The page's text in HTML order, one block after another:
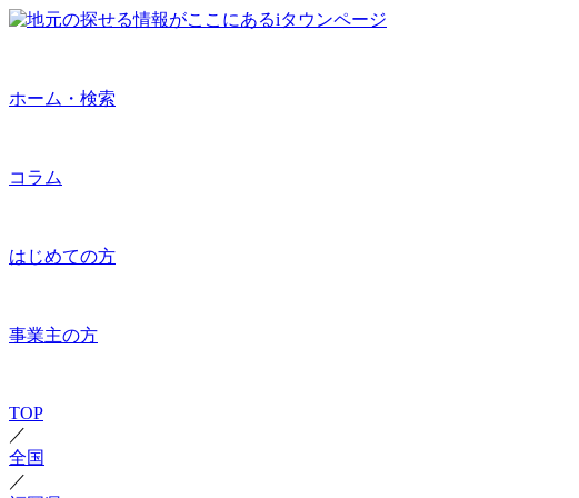
ホーム・検索
コラム
はじめての方
事業主の方
TOP
／
全国
／